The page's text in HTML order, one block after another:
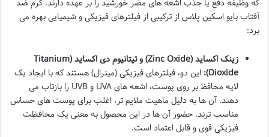
که وظیفه دفع یا جذب اشعه های مضر خورشید را بر عهده دارند. کرم ضد
آفتاب بایو اسکین پلاس از ترکیبی از فیلترهای فیزیکی و شیمیایی بهره می
برد:
زینک اکساید (Zinc Oxide) و تیتانیوم دی اکساید (Titanium
Dioxide): این دو، فیلترهای فیزیکی (مینرال) هستند که با ایجاد یک
لایه محافظ بر روی پوست، اشعه های UVA و UVB را بازتاب می
دهند. آن ها به دلیل ماهیت ملایم تر، اغلب برای پوست های حساس
مناسب ترند. حضور آن ها در این محصول به معنی یک محافظت
فیزیکی قوی و قابل اعتماد است.